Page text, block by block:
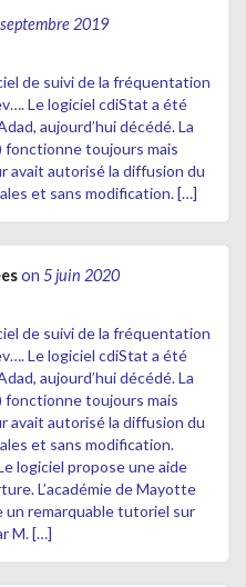
2019
de suivi de la fréquentation
Le logiciel cdiStat a été
aujourd’hui décédé. La
fonctionne toujours mais
avait autorisé la diffusion du
et sans modification. […]
on 5 juin 2020
de suivi de la fréquentation
Le logiciel cdiStat a été
aujourd’hui décédé. La
fonctionne toujours mais
avait autorisé la diffusion du
et sans modification.
logiciel propose une aide
L’académie de Mayotte
un remarquable tutoriel sur
M. […]